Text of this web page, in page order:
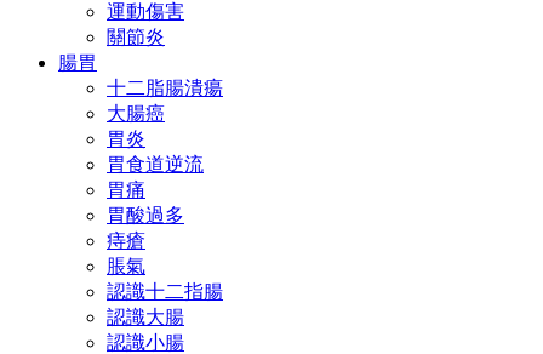
運動傷害
關節炎
腸胃
十二脂腸潰瘍
大腸癌
胃炎
胃食道逆流
胃痛
胃酸過多
痔瘡
脹氣
認識十二指腸
認識大腸
認識小腸